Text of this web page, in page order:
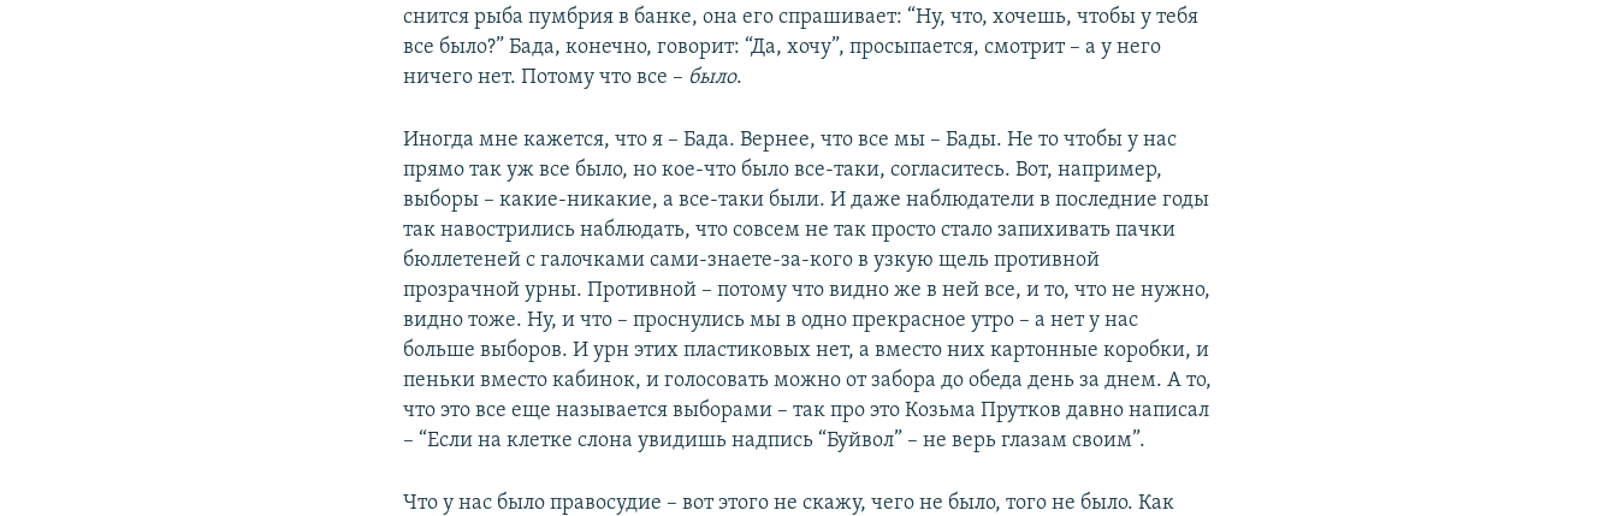
снится рыба пумбрия в банке, она его спрашивает: “Ну, что, хочешь, чтобы у тебя
все было?” Бада, конечно, говорит: “Да, хочу”, просыпается, смотрит – а у него
ничего нет. Потому что все – было.
Иногда мне кажется, что я – Бада. Вернее, что все мы – Бады. Не то чтобы у нас
прямо так уж все было, но кое-что было все-таки, согласитесь. Вот, например,
выборы – какие-никакие, а все-таки были. И даже наблюдатели в последние годы
так навострились наблюдать, что совсем не так просто стало запихивать пачки
бюллетеней с галочками сами-знаете-за-кого в узкую щель противной
прозрачной урны. Противной – потому что видно же в ней все, и то, что не нужно,
видно тоже. Ну, и что – проснулись мы в одно прекрасное утро – а нет у нас
больше выборов. И урн этих пластиковых нет, а вместо них картонные коробки, и
пеньки вместо кабинок, и голосовать можно от забора до обеда день за днем. А то,
что это все еще называется выборами – так про это Козьма Прутков давно написал
– “Если на клетке слона увидишь надпись “Буйвол” – не верь глазам своим”.
Что у нас было правосудие – вот этого не скажу, чего не было, того не было. Как